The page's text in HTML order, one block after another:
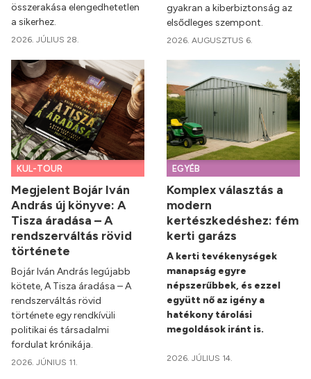
összerakása elengedhetetlen
a sikerhez.
2026. JÚLIUS 28.
gyakran a kiberbiztonság az
elsődleges szempont.
2026. AUGUSZTUS 6.
KUL-TOUR
Megjelent Bojár Iván
András új könyve: A
Tisza áradása – A
rendszerváltás rövid
története
Bojár Iván András legújabb
kötete, A Tisza áradása – A
rendszerváltás rövid
története egy rendkívüli
politikai és társadalmi
fordulat krónikája.
2026. JÚNIUS 11.
EGYÉB
Komplex választás a
modern
kertészkedéshez: fém
kerti garázs
A kerti tevékenységek
manapság egyre
népszerűbbek, és ezzel
együtt nő az igény a
hatékony tárolási
megoldások iránt is.
2026. JÚLIUS 14.